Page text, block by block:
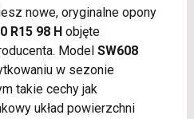
nowe, oryginalne opony
R15 98 Hobjęte
Model SW608
w sezonie
takie cechy jak
układ powierzchni